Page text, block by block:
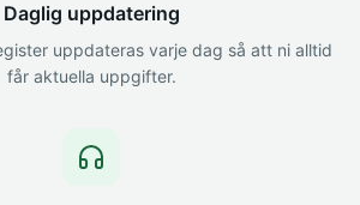
Daglig uppdatering
uppdateras varje dag så att ni alltid
får aktuella uppgifter.